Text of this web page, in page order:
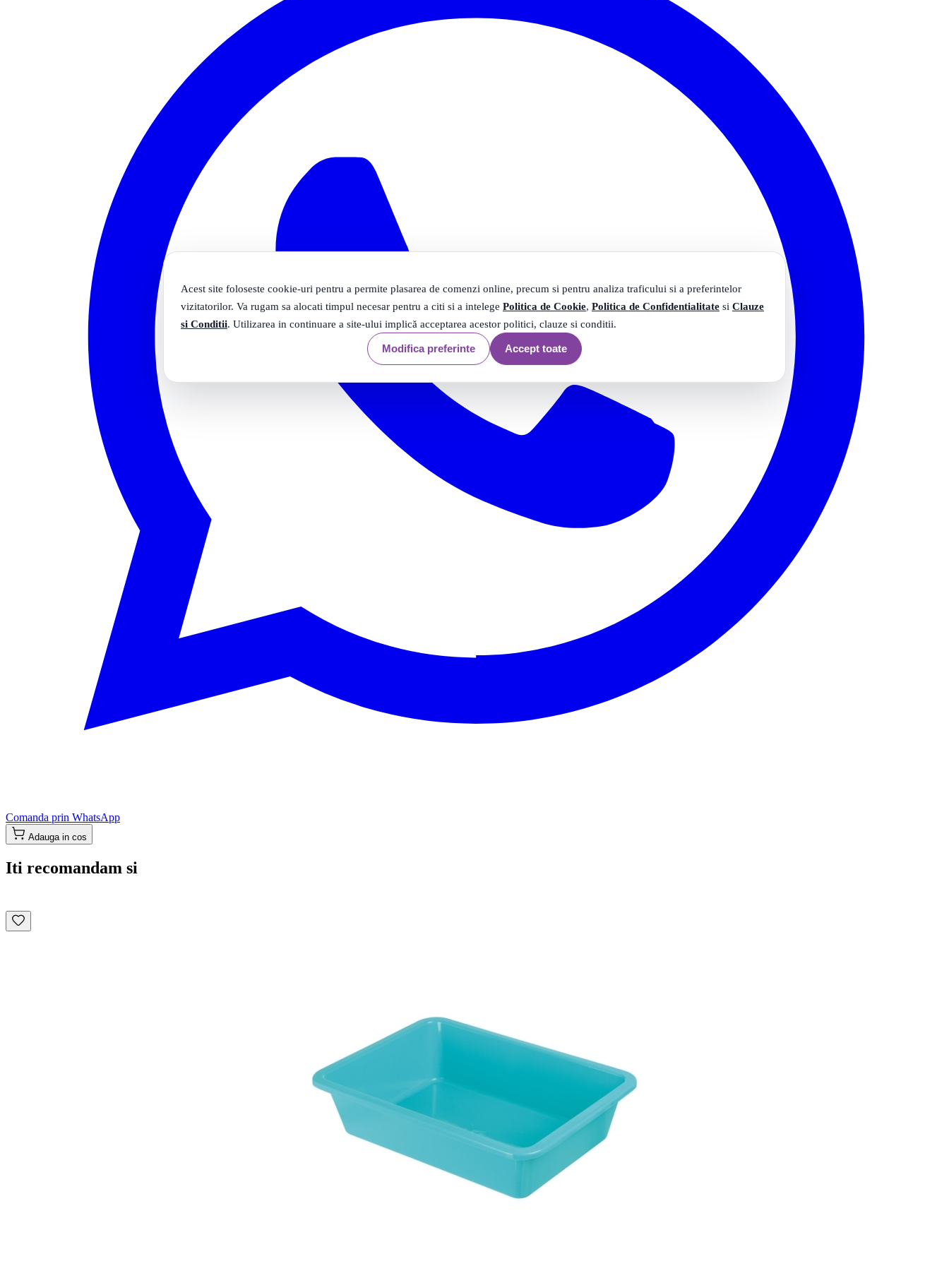
Acest site foloseste cookie-uri pentru a permite plasarea de comenzi online, precum si pentru analiza traficului si a preferintelor
vizitatorilor. Va rugam sa alocati timpul necesar pentru a citi si a intelege Politica de Cookie, Politica de Confidentialitate si Clauze
si Conditii. Utilizarea in continuare a site-ului implică acceptarea acestor politici, clauze si conditii.
Modifica preferinte Accept toate
Comanda prin WhatsApp
Adauga in cos
Iti recomandam si